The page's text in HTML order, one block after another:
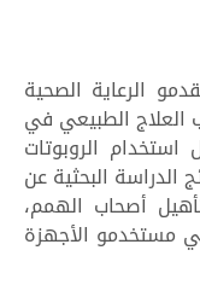
الرعاية الصحية
العلاج الطبيعي في
الروبوتات
الدراسة البحثية عن
أصحاب الهمم،
مستخدمو الأجهزة